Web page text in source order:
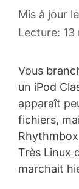
Mis à jour
Lecture: 13
Vous
un iPod
apparaît
fichiers,
Très Linux
marchait